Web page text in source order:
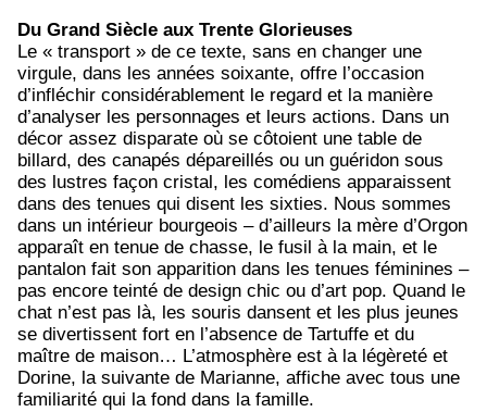
Du Grand Siècle aux Trente Glorieuses
Le « transport » de ce texte, sans en changer une
virgule, dans les années soixante, offre l’occasion
d’infléchir considérablement le regard et la manière
d’analyser les personnages et leurs actions. Dans un
décor assez disparate où se côtoient une table de
billard, des canapés dépareillés ou un guéridon sous
des lustres façon cristal, les comédiens apparaissent
dans des tenues qui disent les sixties. Nous sommes
dans un intérieur bourgeois – d’ailleurs la mère d’Orgon
apparaît en tenue de chasse, le fusil à la main, et le
pantalon fait son apparition dans les tenues féminines –
pas encore teinté de design chic ou d’art pop. Quand le
chat n’est pas là, les souris dansent et les plus jeunes
se divertissent fort en l’absence de Tartuffe et du
maître de maison… L’atmosphère est à la légèreté et
Dorine, la suivante de Marianne, affiche avec tous une
familiarité qui la fond dans la famille.